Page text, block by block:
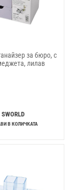
за бюро, с
лилав
SWORLD
В КОЛИЧКАТА